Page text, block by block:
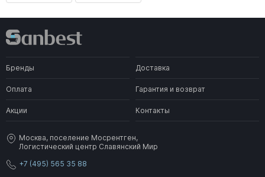
Бренды Доставка
Оплата Гарантия и возврат
Акции Контакты
Москва, поселение Мосрентген,
Логистический центр Славянский Мир
+7 (495) 565 35 88